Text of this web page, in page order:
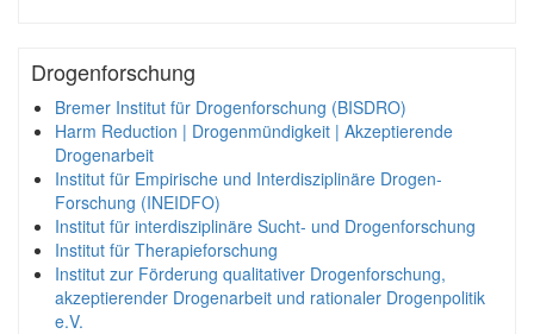
Drogenforschung
Bremer Institut für Drogenforschung (BISDRO)
Harm Reduction | Drogenmündigkeit | Akzeptierende
Drogenarbeit
Institut für Empirische und Interdisziplinäre Drogen-
Forschung (INEIDFO)
Institut für interdisziplinäre Sucht- und Drogenforschung
Institut für Therapieforschung
Institut zur Förderung qualitativer Drogenforschung,
akzeptierender Drogenarbeit und rationaler Drogenpolitik
e.V.